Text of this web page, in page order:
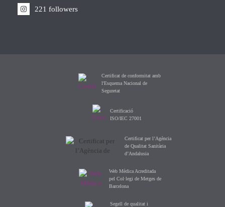
221 followers
Certificat de conformitat amb
l'Esquema Nacional de
Seguretat
Certificació
ISO/IEC 27001
Certificat per l’Agència
de Qualitat Sanitària
d’Andalusia
Web Mèdica Acreditada
pel Col·legi de Metges de
Barcelona
Segell de qualitat i